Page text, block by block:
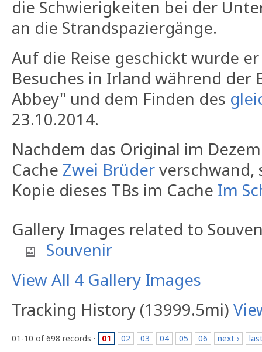
die Schwierigkeiten bei der
an die Strandspaziergänge.
Auf die Reise geschickt wurde
Besuches in Irland während
Abbey" und dem Finden des
23.10.2014.
Nachdem das Original im
Cache Zwei Brüderverschwand,
Kopie dieses TBs im Cache Im
Gallery Images related to
Souvenir
View All 4 Gallery Images
Tracking History (13999.5mi)
01-10 of 698 records · 01 02 03 04 05 06 next ›